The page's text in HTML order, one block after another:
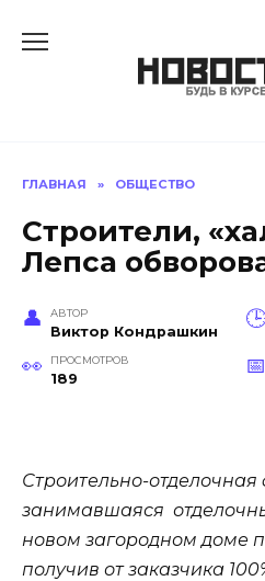
ГЛАВНАЯ » ОБЩЕСТВО
Строители,
Лепса
АВТОР
Виктор Кондрашкин
ПРОСМОТРОВ
189
Строительно-
занимавшаяся
новом загородном доме
получив от заказчика